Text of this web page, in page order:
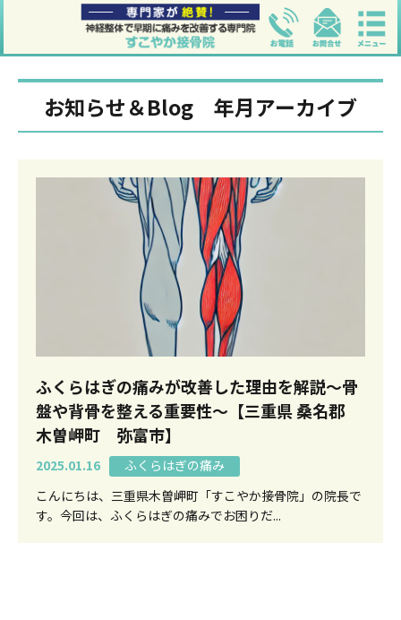
お知らせ＆Blog 年月アーカイブ
ふくらはぎの痛みが改善した理由を解説〜骨
盤や背骨を整える重要性〜【三重県 桑名郡
木曽岬町 弥富市】
2025.01.16
ふくらはぎの痛み
こんにちは、三重県木曽岬町「すこやか接骨院」の院長で
す。今回は、ふくらはぎの痛みでお困りだ...